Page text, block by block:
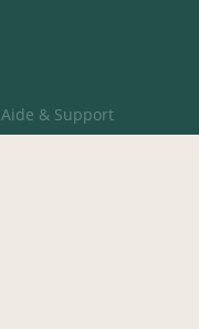
Aide & Support